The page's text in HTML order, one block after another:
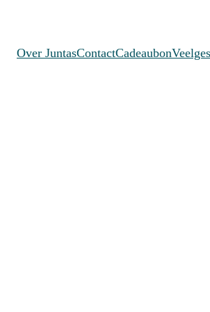
Over JuntasContactCadeaubon